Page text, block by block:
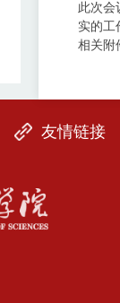
此次会
实的工
相关附
友情链接